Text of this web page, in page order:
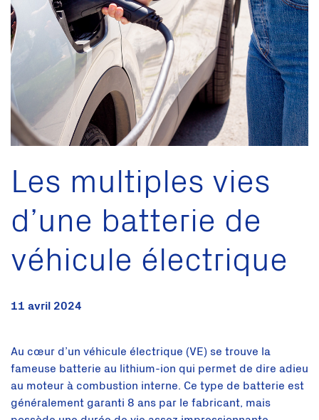
Les multiples vies
d’une batterie de
véhicule électrique
11 avril 2024
Au cœur d’un véhicule électrique (VE) se trouve la
fameuse batterie au lithium-ion qui permet de dire adieu
au moteur à combustion interne. Ce type de batterie est
généralement garanti 8 ans par le fabricant, mais